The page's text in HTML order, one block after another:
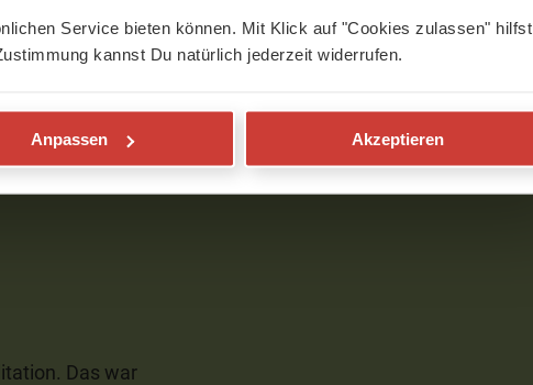
Service bieten können. Mit Klick auf "Cookies zulassen" hilfst
kannst Du natürlich jederzeit widerrufen.
Anpassen Akzeptieren
Das war